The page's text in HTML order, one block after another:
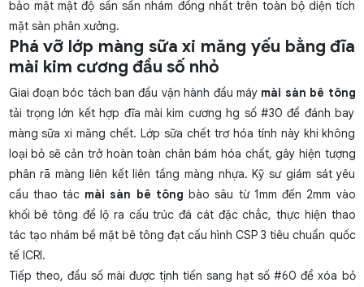
bảo mật mật độ sần sần nhám đồng nhất trên toàn bộ diện tích
mặt sàn phân xưởng.
Phá vỡ lớp màng sữa xi măng yếu bằng đĩa
mài kim cương đầu số nhỏ
Giai đoạn bóc tách ban đầu vận hành đầu máy mài sàn bê tông
tải trọng lớn kết hợp đĩa mài kim cương hg số #30 để đánh bay
màng sữa xi măng chết. Lớp sữa chết trơ hóa tính này khi không
loại bỏ sẽ cản trở hoàn toàn chân bám hóa chất, gây hiện tượng
phân rã màng liên kết liên tầng màng nhựa. Kỹ sư giám sát yêu
cầu thao tác mài sàn bê tông bào sâu từ 1mm đến 2mm vào
khối bê tông để lộ ra cấu trúc đá cát đặc chắc, thực hiện thao
tác tạo nhám bề mặt bê tông đạt cấu hình CSP 3 tiêu chuẩn quốc
tế ICRI.
Tiếp theo, đầu số mài được tịnh tiến sang hạt số #60 để xóa bỏ